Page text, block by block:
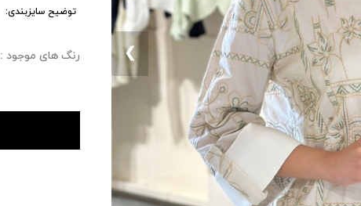
❮
توضیح سایزبندی:
رنگ های موجود : ۰ رنگ